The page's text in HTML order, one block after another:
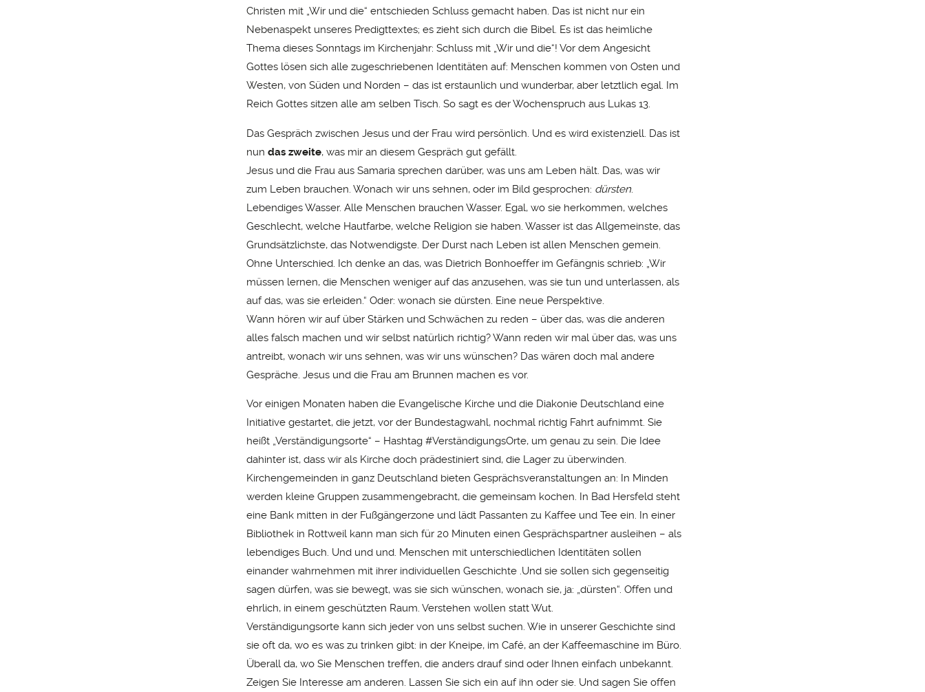
Christen mit „Wir und die“ entschieden Schluss gemacht haben. Das ist nicht nur ein
Nebenaspekt unseres Predigttextes; es zieht sich durch die Bibel. Es ist das heimliche
Thema dieses Sonntags im Kirchenjahr: Schluss mit „Wir und die“! Vor dem Angesicht
Gottes lösen sich alle zugeschriebenen Identitäten auf: Menschen kommen von Osten und
Westen, von Süden und Norden – das ist erstaunlich und wunderbar, aber letztlich egal. Im
Reich Gottes sitzen alle am selben Tisch. So sagt es der Wochenspruch aus Lukas 13.
Das Gespräch zwischen Jesus und der Frau wird persönlich. Und es wird existenziell. Das ist
nun das zweite, was mir an diesem Gespräch gut gefällt.
Jesus und die Frau aus Samaria sprechen darüber, was uns am Leben hält. Das, was wir
zum Leben brauchen. Wonach wir uns sehnen, oder im Bild gesprochen: dürsten.
Lebendiges Wasser. Alle Menschen brauchen Wasser. Egal, wo sie herkommen, welches
Geschlecht, welche Hautfarbe, welche Religion sie haben. Wasser ist das Allgemeinste, das
Grundsätzlichste, das Notwendigste. Der Durst nach Leben ist allen Menschen gemein.
Ohne Unterschied. Ich denke an das, was Dietrich Bonhoeffer im Gefängnis schrieb: „Wir
müssen lernen, die Menschen weniger auf das anzusehen, was sie tun und unterlassen, als
auf das, was sie erleiden.“ Oder: wonach sie dürsten. Eine neue Perspektive.
Wann hören wir auf über Stärken und Schwächen zu reden – über das, was die anderen
alles falsch machen und wir selbst natürlich richtig? Wann reden wir mal über das, was uns
antreibt, wonach wir uns sehnen, was wir uns wünschen? Das wären doch mal andere
Gespräche. Jesus und die Frau am Brunnen machen es vor.
Vor einigen Monaten haben die Evangelische Kirche und die Diakonie Deutschland eine
Initiative gestartet, die jetzt, vor der Bundestagwahl, nochmal richtig Fahrt aufnimmt. Sie
heißt „Verständigungsorte“ – Hashtag #VerständigungsOrte, um genau zu sein. Die Idee
dahinter ist, dass wir als Kirche doch prädestiniert sind, die Lager zu überwinden.
Kirchengemeinden in ganz Deutschland bieten Gesprächsveranstaltungen an: In Minden
werden kleine Gruppen zusammengebracht, die gemeinsam kochen. In Bad Hersfeld steht
eine Bank mitten in der Fußgängerzone und lädt Passanten zu Kaffee und Tee ein. In einer
Bibliothek in Rottweil kann man sich für 20 Minuten einen Gesprächspartner ausleihen – als
lebendiges Buch. Und und und. Menschen mit unterschiedlichen Identitäten sollen
einander wahrnehmen mit ihrer individuellen Geschichte .Und sie sollen sich gegenseitig
sagen dürfen, was sie bewegt, was sie sich wünschen, wonach sie, ja: „dürsten“. Offen und
ehrlich, in einem geschützten Raum. Verstehen wollen statt Wut.
Verständigungsorte kann sich jeder von uns selbst suchen. Wie in unserer Geschichte sind
sie oft da, wo es was zu trinken gibt: in der Kneipe, im Café, an der Kaffeemaschine im Büro.
Überall da, wo Sie Menschen treffen, die anders drauf sind oder Ihnen einfach unbekannt.
Zeigen Sie Interesse am anderen. Lassen Sie sich ein auf ihn oder sie. Und sagen Sie offen